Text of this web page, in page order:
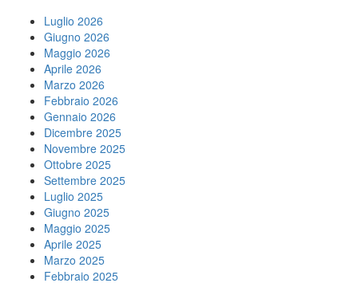
Luglio 2026
Giugno 2026
Maggio 2026
Aprile 2026
Marzo 2026
Febbraio 2026
Gennaio 2026
Dicembre 2025
Novembre 2025
Ottobre 2025
Settembre 2025
Luglio 2025
Giugno 2025
Maggio 2025
Aprile 2025
Marzo 2025
Febbraio 2025